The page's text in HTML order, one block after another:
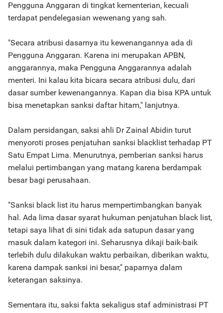
Pengguna Anggaran di tingkat kementerian, kecuali
terdapat pendelegasian wewenang yang sah.
"Secara atribusi dasarnya itu kewenangannya ada di
Pengguna Anggaran. Karena ini merupakan APBN,
anggarannya, maka Pengguna Anggarannya adalah
menteri. Ini kalau kita bicara secara atribusi dulu, dari
dasar sumber kewenangannya. Kapan dia bisa KPA untuk
bisa menetapkan sanksi daftar hitam," lanjutnya.
Dalam persidangan, saksi ahli Dr Zainal Abidin turut
menyoroti proses penjatuhan sanksi blacklist terhadap PT
Satu Empat Lima. Menurutnya, pemberian sanksi harus
melalui pertimbangan yang matang karena berdampak
besar bagi perusahaan.
"Sanksi black list itu harus mempertimbangkan banyak
hal. Ada lima dasar syarat hukuman penjatuhan black list,
tetapi saya lihat di sini tidak ada satupun dasar yang
masuk dalam kategori ini. Seharusnya dikaji baik-baik
terlebih dulu dilakukan waktu perbaikan, diberikan waktu,
karena dampak sanksi ini besar," paparnya dalam
keterangan saksinya.
Sementara itu, saksi fakta sekaligus staf administrasi PT